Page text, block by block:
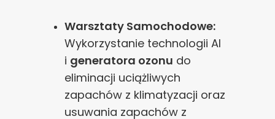
Warsztaty Samochodowe:
Wykorzystanie technologii AI
i generatora ozonu do
eliminacji uciążliwych
zapachów z klimatyzacji oraz
usuwania zapachów z